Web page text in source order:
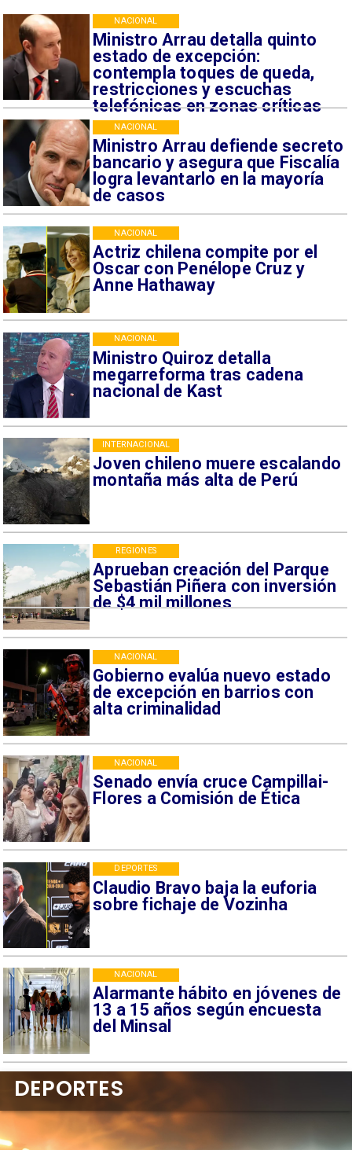
Ministro Arrau detalla quinto
estado de excepción:
contempla toques de queda,
restricciones y escuchas
telefónicas en zonas críticas
NACIONAL
Ministro Arrau defiende secreto
bancario y asegura que Fiscalía
logra levantarlo en la mayoría
de casos
NACIONAL
Actriz chilena compite por el
Oscar con Penélope Cruz y
Anne Hathaway
NACIONAL
Ministro Quiroz detalla
megarreforma tras cadena
nacional de Kast
NACIONAL
Joven chileno muere escalando
montaña más alta de Perú
INTERNACIONAL
Aprueban creación del Parque
Sebastián Piñera con inversión
de $4 mil millones
REGIONES
Gobierno evalúa nuevo estado
de excepción en barrios con
alta criminalidad
NACIONAL
Senado envía cruce Campillai-
Flores a Comisión de Ética
NACIONAL
Claudio Bravo baja la euforia
sobre fichaje de Vozinha
DEPORTES
Alarmante hábito en jóvenes de
13 a 15 años según encuesta
del Minsal
NACIONAL
DEPORTES